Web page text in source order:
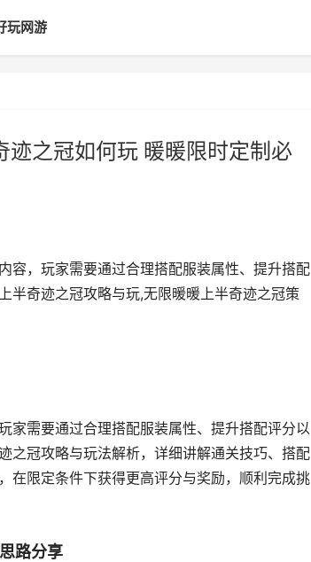
玩网游
之冠如何玩 暖暖限时定制必
容，玩家需要通过合理搭配服装属性、提升搭配
半奇迹之冠攻略与玩,无限暖暖上半奇迹之冠策
家需要通过合理搭配服装属性、提升搭配评分以
之冠攻略与玩法解析，详细讲解通关技巧、搭配
在限定条件下获得更高评分与奖励，顺利完成挑
路分享